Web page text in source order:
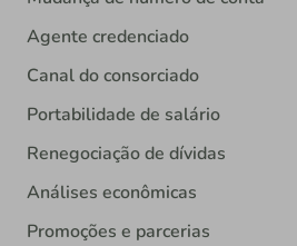
Agente credenciado
Canal do consorciado
Portabilidade de salário
Renegociação de dívidas
Análises econômicas
Promoções e parcerias